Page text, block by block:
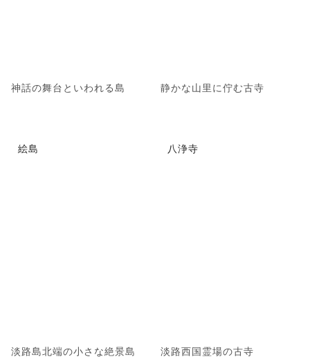
神話の舞台といわれる島 静かな山里に佇む古寺
絵島
淡路島北端の小さな絶景島
八浄寺
淡路西国霊場の古寺